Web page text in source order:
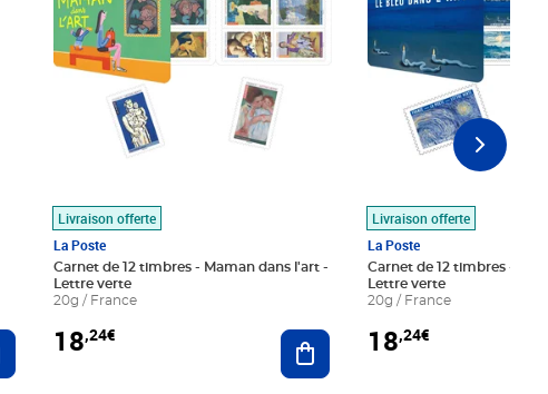
au panier
Livraison offerte
La Poste
Carnet de 12 timbres - Maman dans l'art -
Lettre verte
20g / France
18,24€ Ajouter au panier
Livraison offerte
La Poste
Carnet de 12 timbres - Le
Lettre verte
20g / France
18,24€